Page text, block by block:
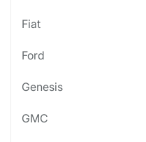
Fiat
Ford
Genesis
GMC